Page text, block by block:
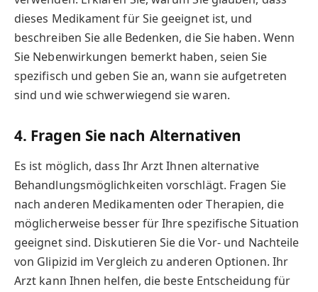
dieses Medikament für Sie geeignet ist, und
beschreiben Sie alle Bedenken, die Sie haben. Wenn
Sie Nebenwirkungen bemerkt haben, seien Sie
spezifisch und geben Sie an, wann sie aufgetreten
sind und wie schwerwiegend sie waren.
4. Fragen Sie nach Alternativen
Es ist möglich, dass Ihr Arzt Ihnen alternative
Behandlungsmöglichkeiten vorschlägt. Fragen Sie
nach anderen Medikamenten oder Therapien, die
möglicherweise besser für Ihre spezifische Situation
geeignet sind. Diskutieren Sie die Vor- und Nachteile
von Glipizid im Vergleich zu anderen Optionen. Ihr
Arzt kann Ihnen helfen, die beste Entscheidung für